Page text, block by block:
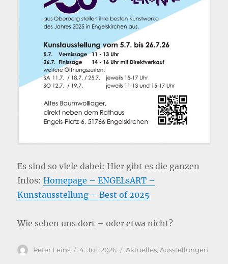
Es sind so viele dabei: Hier gibt es die ganzen
Infos:Homepage – ENGELsART –
Kunstausstellung – Best of 2025
Wie sehen uns dort – oder etwa nicht?
Autor
Peter Leins
Veröffentlicht
4. Juli 2026 Kategorien
Aktuelles,Ausstellungen